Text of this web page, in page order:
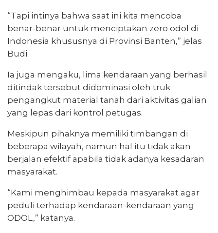
“Tapi intinya bahwa saat ini kita mencoba
benar-benar untuk menciptakan zero odol di
Indonesia khususnya di Provinsi Banten,” jelas
Budi.
Ia juga mengaku, lima kendaraan yang berhasil
ditindak tersebut didominasi oleh truk
pengangkut material tanah dari aktivitas galian
yang lepas dari kontrol petugas.
Meskipun pihaknya memiliki timbangan di
beberapa wilayah, namun hal itu tidak akan
berjalan efektif apabila tidak adanya kesadaran
masyarakat.
“Kami menghimbau kepada masyarakat agar
peduli terhadap kendaraan-kendaraan yang
ODOL,” katanya.